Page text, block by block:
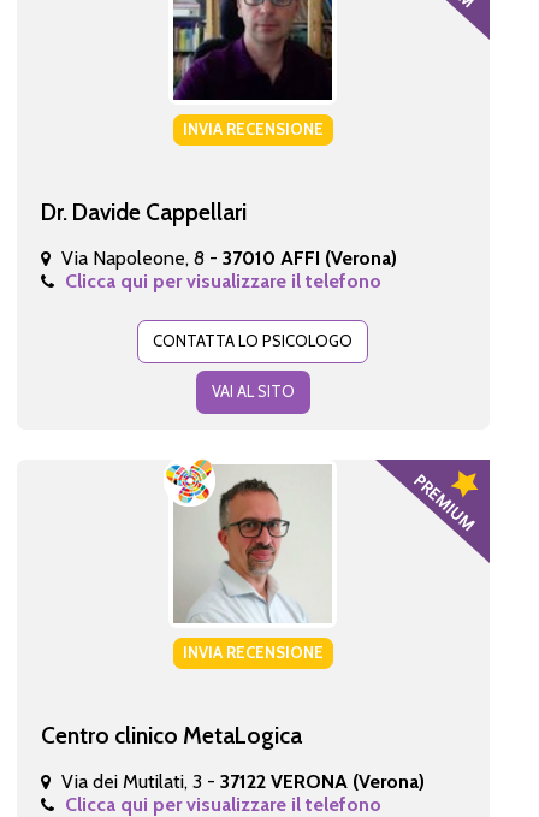
INVIA RECENSIONE
Dr. Davide Cappellari
Via Napoleone, 8 - 37010 AFFI (Verona)
Clicca qui per visualizzare il telefono
CONTATTA LO PSICOLOGO
VAI AL SITO
INVIA RECENSIONE
Centro clinico MetaLogica
Via dei Mutilati, 3 - 37122 VERONA (Verona)
Clicca qui per visualizzare il telefono